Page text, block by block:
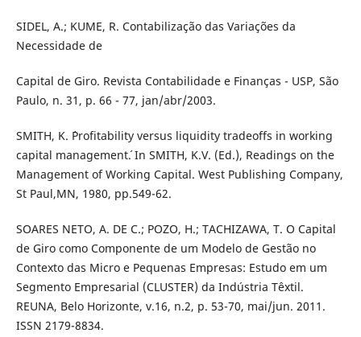
SIDEL, A.; KUME, R. Contabilização das Variações da
Necessidade de
Capital de Giro. Revista Contabilidade e Finanças - USP, São
Paulo, n. 31, p. 66 - 77, jan/abr/2003.
SMITH, K. ´Profitability versus liquidity tradeoffs in working
capital management´. In SMITH, K.V. (Ed.), Readings on the
Management of Working Capital. West Publishing Company,
St Paul,MN, 1980, pp.549-62.
SOARES NETO, A. DE C.; POZO, H.; TACHIZAWA, T. O Capital
de Giro como Componente de um Modelo de Gestão no
Contexto das Micro e Pequenas Empresas: Estudo em um
Segmento Empresarial (CLUSTER) da Indústria Têxtil.
REUNA, Belo Horizonte, v.16, n.2, p. 53-70, mai/jun. 2011.
ISSN 2179-8834.